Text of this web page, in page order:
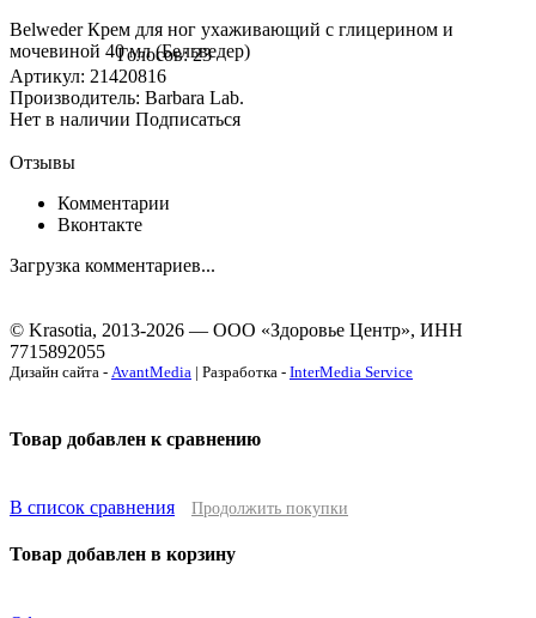
Belweder Крем для ног ухаживающий с глицерином и
мочевиной 40 мл (Бельведер)
Голосов: 23
Артикул: 21420816
Производитель: Barbara Lab.
Нет в наличии Подписаться
Отзывы
Комментарии
Вконтакте
Загрузка комментариев...
© Krasotia, 2013-2026 — ООО «Здоровье Центр», ИНН
7715892055
Дизайн сайта - AvantMedia | Разработка - InterMedia Service
Товар добавлен к сравнению
В список сравнения Продолжить покупки
Товар добавлен в корзину